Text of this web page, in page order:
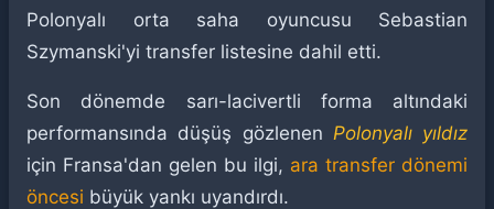
Polonyalı orta saha oyuncusu Sebastian
Szymanski'yi transfer listesine dahil etti.
Son dönemde sarı-lacivertli forma altındaki
performansında düşüş gözlenen Polonyalı yıldız
için Fransa'dan gelen bu ilgi, ara transfer dönemi
öncesi büyük yankı uyandırdı.